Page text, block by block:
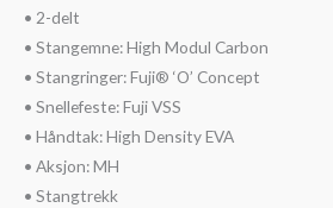
• 2-delt
• Stangemne: High Modul Carbon
• Stangringer: Fuji® ‘O’ Concept
• Snellefeste: Fuji VSS
• Håndtak: High Density EVA
• Aksjon: MH
• Stangtrekk